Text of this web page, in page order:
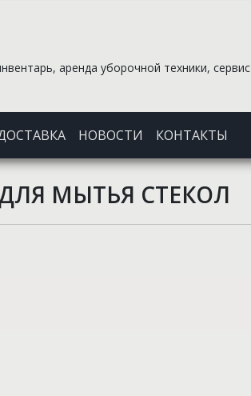
аренда уборочной техники, сервис
НОВОСТИ КОНТАКТЫ
МЫТЬЯ СТЕКОЛ